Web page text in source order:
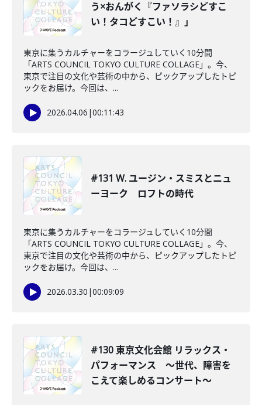
う×おんがく『ファソラシどすこ
い！タコどすこい！』」
東京に集うカルチャーをコラージュしていく10分間
「ARTS COUNCIL TOKYO CULTURE COLLAGE」。今、
東京で注目の文化や芸術の中から、ピックアップしたトピ
ックをお届け。今回は、...
2026.04.06 |00:11:43
#131 W. ユージン・スミスとニュ
ーヨーク ロフトの時代
東京に集うカルチャーをコラージュしていく10分間
「ARTS COUNCIL TOKYO CULTURE COLLAGE」。今、
東京で注目の文化や芸術の中から、ピックアップしたトピ
ックをお届け。今回は、...
2026.03.30 |00:09:09
#130 東京文化会館 リラックス・
パフォーマンス ～世代、障害を
こえて楽しめるコンサート～